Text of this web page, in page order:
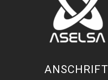
ANSCHRIFT